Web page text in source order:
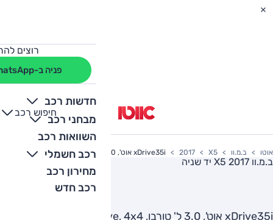
רוצים
פניה ב-WhatsApp
חדשות רכב
מבחני רכב
השוואות רכב
רכב חשמלי
מחירון רכב
רכב חדש
חיפוש רכב
+
-
אוטו ב.מ.וו X5
2017 xDrive35i אוט', 3.0 ל' טורבו, Exclusive, 4x4
ב.מ.וו X5 2017 יד שניה
xDrive35i אוט', 3.0 ל' טורבו, Exclusive, 4x4